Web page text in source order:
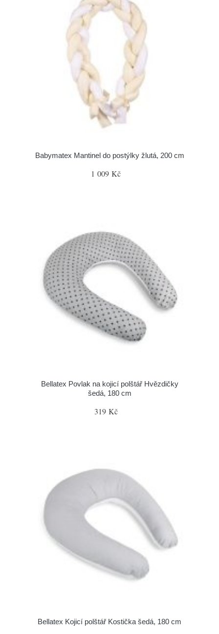
Babymatex Mantinel do postýlky žlutá, 200 cm
1 009 Kč
Bellatex Povlak na kojicí polštář Hvězdičky
šedá, 180 cm
319 Kč
Bellatex Kojicí polštář Kostička šedá, 180 cm